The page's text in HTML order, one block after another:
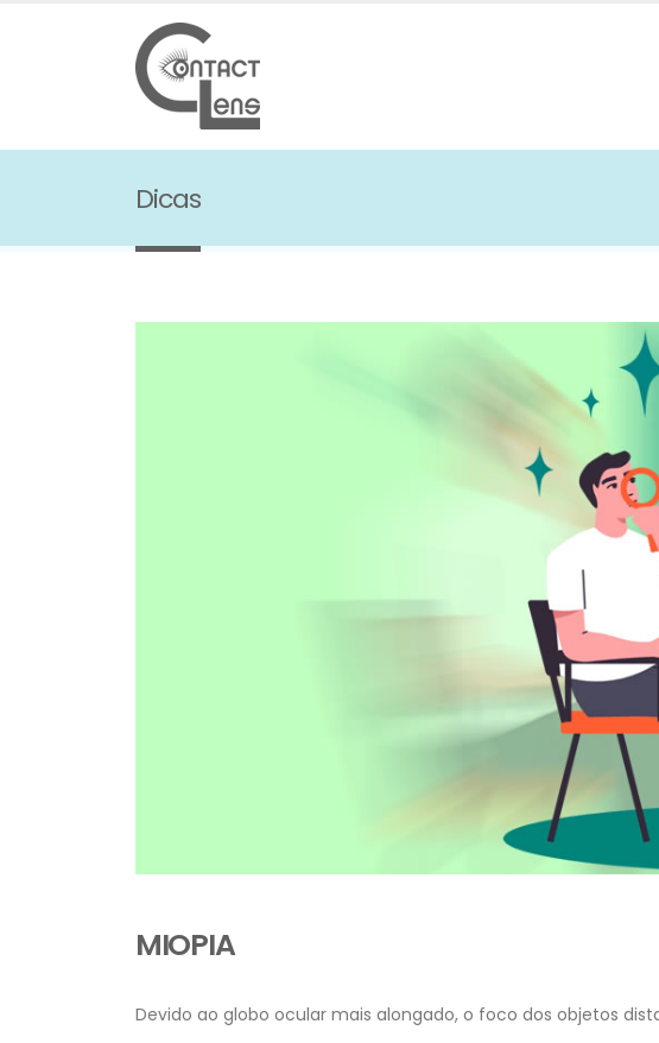
Dicas
MIOPIA
Devido ao globo ocular mais alongado, o foco dos objetos